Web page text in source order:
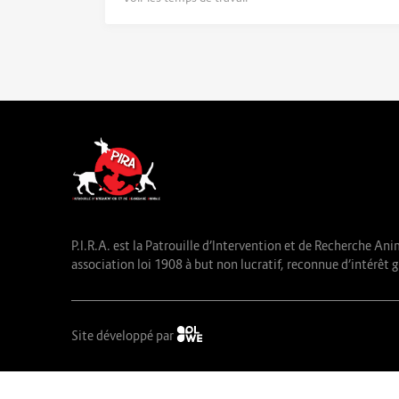
P.I.R.A. est la Patrouille d’Intervention et de Recherche
association loi 1908 à but non lucratif, reconnue d’intérêt
Site développé par